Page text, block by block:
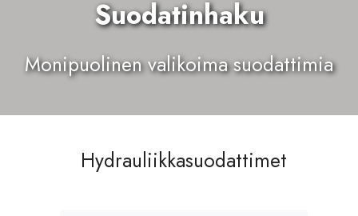
Suodatinhaku
Monipuolinen valikoima suodattimia
Hydrauliikkasuodattimet